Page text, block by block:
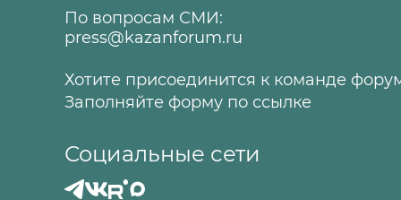
По вопросам СМИ:
press@kazanforum.ru
Хотите присоединится к команде
Заполняйте форму по ссылке
Социальные сети